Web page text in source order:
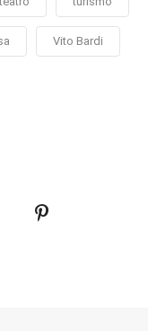
Vito Bardi